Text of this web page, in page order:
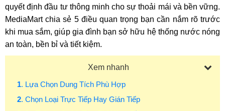
quyết định đầu tư thông minh cho sự thoải mái và bền vững.
MediaMart chia sẻ 5 điều quan trọng bạn cần nắm rõ trước
khi mua sắm, giúp gia đình bạn sở hữu hệ thống nước nóng
an toàn, bền bỉ và tiết kiệm.
Xem nhanh
1. Lựa Chọn Dung Tích Phù Hợp
2. Chọn Loại Trực Tiếp Hay Gián Tiếp